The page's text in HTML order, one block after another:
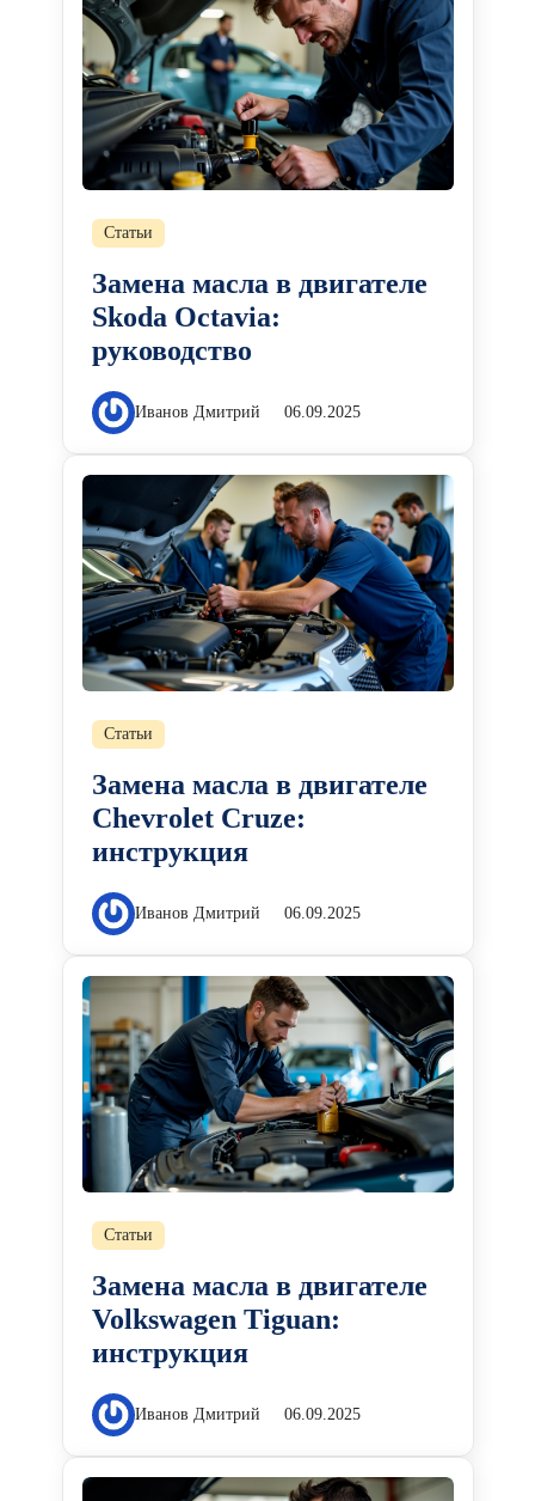
Статьи
Замена масла в двигателе
Skoda Octavia:
руководство
Иванов Дмитрий 06.09.2025
Статьи
Замена масла в двигателе
Chevrolet Cruze:
инструкция
Иванов Дмитрий 06.09.2025
Статьи
Замена масла в двигателе
Volkswagen Tiguan:
инструкция
Иванов Дмитрий 06.09.2025